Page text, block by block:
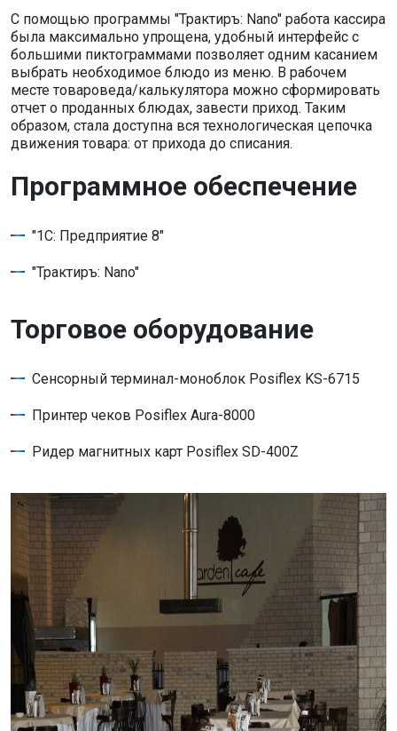
С помощью программы "Трактиръ: Nano" работа кассира
была максимально упрощена, удобный интерфейс с
большими пиктограммами позволяет одним касанием
выбрать необходимое блюдо из меню. В рабочем
месте товароведа/калькулятора можно сформировать
отчет о проданных блюдах, завести приход. Таким
образом, стала доступна вся технологическая цепочка
движения товара: от прихода до списания.
Программное обеспечение
"1С: Предприятие 8"
"Трактиръ: Nano"
Торговое оборудование
Сенсорный терминал-моноблок Posiflex KS-6715
Принтер чеков Posiflex Aura-8000
Ридер магнитных карт Posiflex SD-400Z